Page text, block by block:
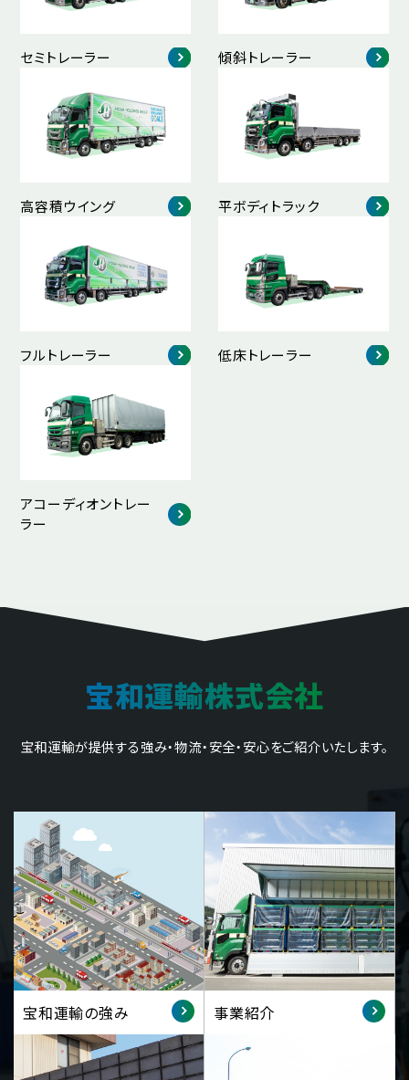
セミトレーラー 傾斜トレーラー
高容積ウイング 平ボディトラック
フルトレーラー 低床トレーラー
アコーディオントレー
ラー
宝和運輸株式会社
宝和運輸が提供する強み・物流・安全・安心をご紹介いたします。
宝和運輸の強み 事業紹介